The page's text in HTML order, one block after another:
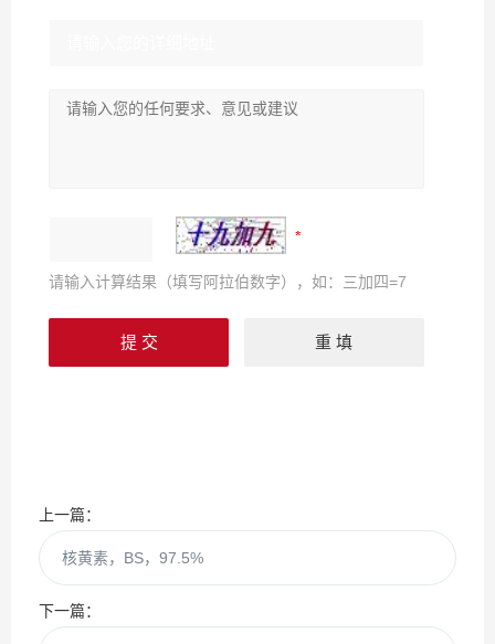
请输入计算结果（填写阿拉伯数字），如：三加四=7
上一篇：
核黄素，BS，97.5%
下一篇：